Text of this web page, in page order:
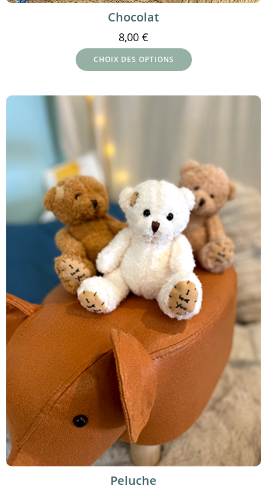
Chocolat
8,00 €
CHOIX DES OPTIONS
Peluche